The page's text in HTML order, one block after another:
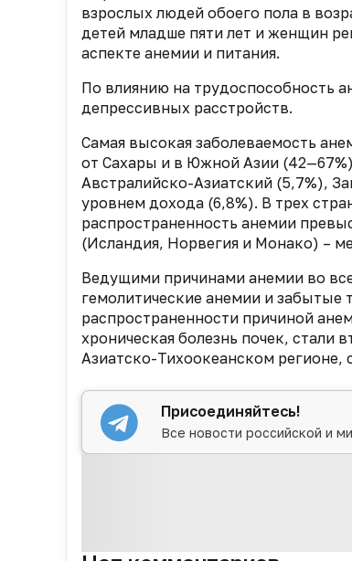
взрослых людей обоего пола в
детей младше пяти лет и женщин
аспекте анемии и питания.
По влиянию на трудоспособность
депрессивных расстройств.
Самая высокая заболеваемость
от Сахары и в Южной Азии
Австралийско-Азиатский (5,7%),
уровнем дохода (6,8%). В трех
распространенность анемии
(Исландия, Норвегия и Монако) –
Ведущими причинами анемии во
гемолитические анемии и
распространенности причиной
хроническая болезнь почек,
Азиатско-Тихоокеанском регионе,
Присоединяйтесь!
Все новости российской и